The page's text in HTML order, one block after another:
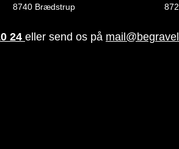
8740 Brædstrup
24 eller send os på